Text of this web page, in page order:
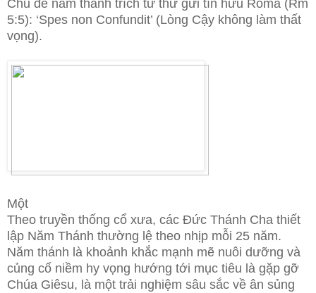
Chủ đề năm thánh trích từ thư gửi tín hữu Rôma (Rm
5:5): ‘Spes non Confundit’ (Lòng Cậy không làm thất
vọng).
Một
Theo truyền thống cổ xưa, các Đức Thánh Cha thiết
lập Năm Thánh thường lệ theo nhịp mỗi 25 năm.
Năm thánh là khoảnh khắc mạnh mẽ nuôi dưỡng và
củng cố niềm hy vọng hướng tới mục tiêu là gặp gỡ
Chúa Giêsu, là một trải nghiệm sâu sắc về ân sủng